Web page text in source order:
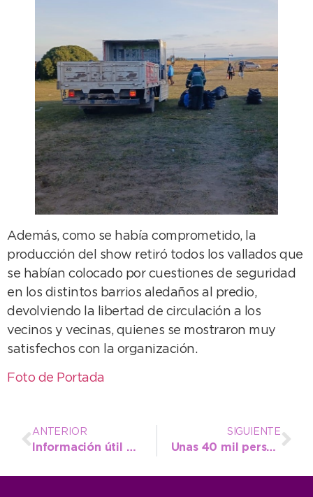
Además, como se había comprometido, la
producción del show retiró todos los vallados que
se habían colocado por cuestiones de seguridad
en los distintos barrios aledaños al predio,
devolviendo la libertad de circulación a los
vecinos y vecinas, quienes se mostraron muy
satisfechos con la organización.
Foto de Portada
ANTERIOR
Información útil para el acceso vecinal al Barrio Luz y Fuerza y Las Torres durante el recital
SIGUIENTE
Unas 40 mil personas coparon Necochea para disfrutar del último banquete del año